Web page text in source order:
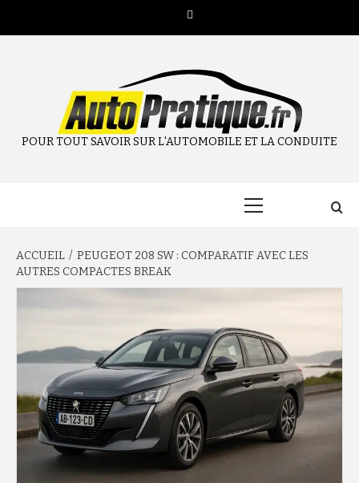
contenu
Twitter
POUR TOUT SAVOIR SUR L'AUTOMOBILE ET LA CONDUITE
ACCUEIL
PEUGEOT 208 SW : COMPARATIF AVEC LES
AUTRES COMPACTES BREAK